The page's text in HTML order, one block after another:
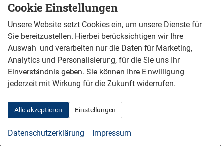
Kopfairbags für vordere und hintere Passaagiere durch
Vorhangsystem, Centerairbag zwischwn den Vordersitzen,
Beifahrerairbag abschaltbar
vorhanden
3 Punkt Sicherheitsgurte vorne mit elektronischen Gurtstraffern
undn höheneinsteellung, 3 Punkt Sicherheitsgurte für alle Sitze
in der 2. und 3. Sitzreihe mit Warnanzeige für nicht angelegte
Gurte
Bei Unfall automatische Unterbrechnung der Kraftstoffzufuhr,
automatische Aktivierung der Gurtstraffer und der
Warnblinkanlage, automatische Öffnung der
Zentrallverriegelung für alle Türen
Kindersicherung der hinteren Türen durch Fahrer
Cookie Einstellungen
Unsere Website setzt Cookies ein, um unsere Dienste für
Sie bereitzustellen. Hierbei berücksichtigen wir Ihre
Auswahl und verarbeiten nur die Daten für Marketing,
Analytics und Personalisierung, für die Sie uns Ihr
Einverständnis geben. Sie können Ihre Einwilligung
jederzeit mit Wirkung für die Zukunft widerrufen.
Alle akzeptieren Einstellungen
Datenschutzerklärung Impressum